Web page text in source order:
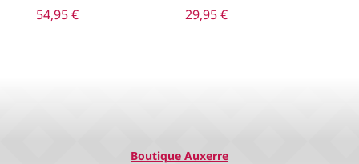
54,95€ 29,95€
Boutique Auxerre